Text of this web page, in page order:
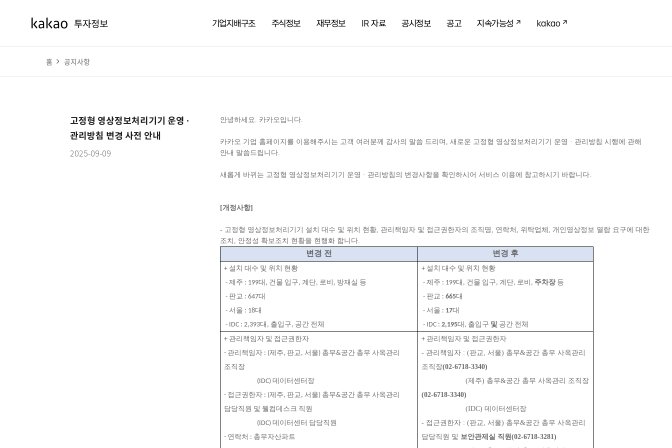
기업지배구조 주식정보 재무정보 IR 자료 공시정보 공고 지속가능성 kakao
홈 공지사항
고정형 영상정보처리기기 운영 ·
관리방침 변경 사전 안내
2025-09-09
안녕하세요. 카카오입니다.
카카오 기업 홈페이지를 이용해주시는 고객 여러분께 감사의 말씀 드리며, 새로운 고정형 영상정보처리기기 운영 · 관리방침 시행에 관해
안내 말씀드립니다.
새롭게 바뀌는 고정형 영상정보처리기기 운영 · 관리방침의 변경사항을 확인하시어 서비스 이용에 참고하시기 바랍니다.
[개정사항]
- 고정형 영상정보처리기기 설치 대수 및 위치 현황, 관리책임자 및 접근권한자의 조직명, 연락처, 위탁업체, 개인영상정보 열람 요구에 대한
조치, 안정성 확보조치 현황을 현행화 합니다.
변경 전 변경 후
+ 설치 대수 및 위치 현황
- 제주 : 199대, 건물 입구, 계단, 로비, 방재실 등
- 판교 : 647대
- 서울 : 18대
- IDC : 2,393대, 출입구, 공간 전체
+ 설치 대수 및 위치 현황
- 제주 : 199대, 건물 입구, 계단, 로비, 주차장 등
- 판교 : 665대
- 서울 : 17대
- IDC : 2,195대, 출입구 및 공간 전체
+ 관리책임자 및 접근권한자
- 관리책임자 : (제주, 판교, 서울) 총무&공간 총무 사옥관리
조직장
(IDC) 데이터센터장
- 접근권한자 : (제주, 판교, 서울) 총무&공간 총무 사옥관리
담당직원 및 웰컴데스크 직원
(IDC) 데이터센터 담당직원
+ 관리책임자 및 접근권한자
- 관리책임자 : (판교, 서울) 총무&공간 총무 사옥관리
조직장(02-6718-3340)
(제주) 총무&공간 총무 사옥관리 조직장
(02-6718-3340)
(IDC) 데이터센터장
- 접근권한자 : (판교, 서울) 총무&공간 총무 사옥관리
담당직원 및 보안관제실 직원(02-6718-3281)